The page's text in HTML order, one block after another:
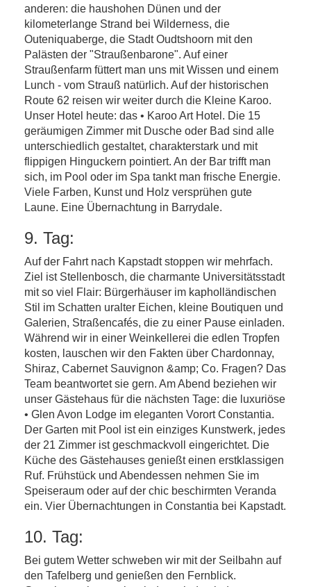
anderen: die haushohen Dünen und der
kilometerlange Strand bei Wilderness, die
Outeniquaberge, die Stadt Oudtshoorn mit den
Palästen der "Straußenbarone". Auf einer
Straußenfarm füttert man uns mit Wissen und einem
Lunch - vom Strauß natürlich. Auf der historischen
Route 62 reisen wir weiter durch die Kleine Karoo.
Unser Hotel heute: das • Karoo Art Hotel. Die 15
geräumigen Zimmer mit Dusche oder Bad sind alle
unterschiedlich gestaltet, charakterstark und mit
flippigen Hinguckern pointiert. An der Bar trifft man
sich, im Pool oder im Spa tankt man frische Energie.
Viele Farben, Kunst und Holz versprühen gute
Laune. Eine Übernachtung in Barrydale.
9. Tag:
Auf der Fahrt nach Kapstadt stoppen wir mehrfach.
Ziel ist Stellenbosch, die charmante Universitätsstadt
mit so viel Flair: Bürgerhäuser im kapholländischen
Stil im Schatten uralter Eichen, kleine Boutiquen und
Galerien, Straßencafés, die zu einer Pause einladen.
Während wir in einer Weinkellerei die edlen Tropfen
kosten, lauschen wir den Fakten über Chardonnay,
Shiraz, Cabernet Sauvignon &amp; Co. Fragen? Das
Team beantwortet sie gern. Am Abend beziehen wir
unser Gästehaus für die nächsten Tage: die luxuriöse
• Glen Avon Lodge im eleganten Vorort Constantia.
Der Garten mit Pool ist ein einziges Kunstwerk, jedes
der 21 Zimmer ist geschmackvoll eingerichtet. Die
Küche des Gästehauses genießt einen erstklassigen
Ruf. Frühstück und Abendessen nehmen Sie im
Speiseraum oder auf der chic beschirmten Veranda
ein. Vier Übernachtungen in Constantia bei Kapstadt.
10. Tag:
Bei gutem Wetter schweben wir mit der Seilbahn auf
den Tafelberg und genießen den Fernblick.